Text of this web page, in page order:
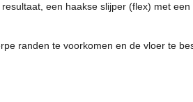
een haakse slijper (flex) met een
randen te voorkomen en de vloer te